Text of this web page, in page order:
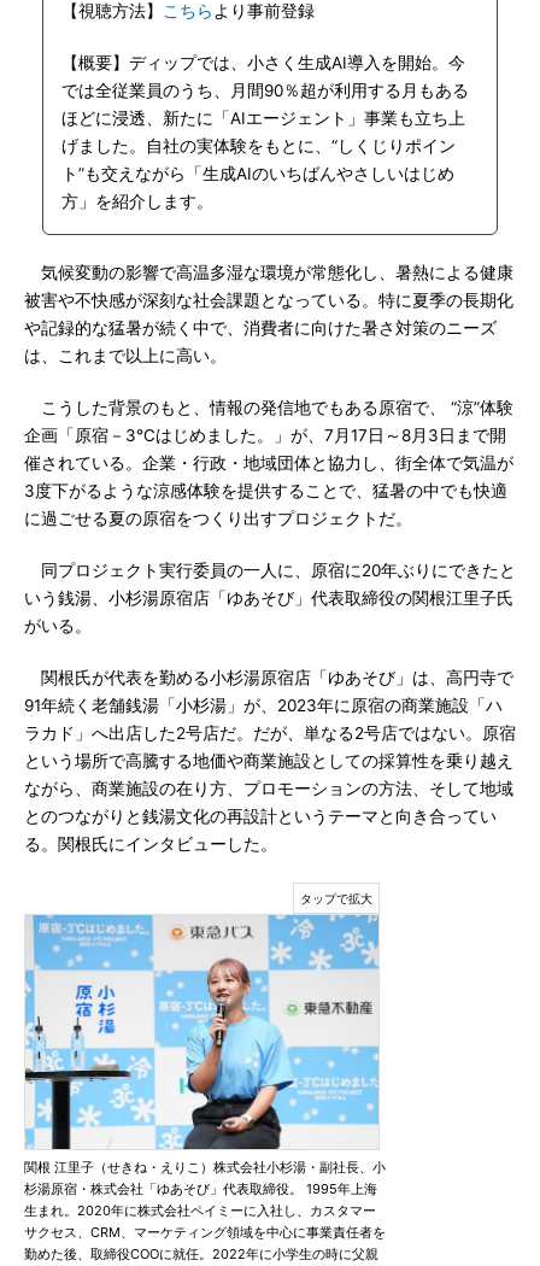
【視聴方法】 こちら より事前登録
【概要】ディップでは、小さく生成AI導入を開始。今
では全従業員のうち、月間90％超が利用する月もある
ほどに浸透、新たに「AIエージェント」事業も立ち上
げました。自社の実体験をもとに、“しくじりポイン
ト”も交えながら「生成AIのいちばんやさしいはじめ
方」を紹介します。
気候変動の影響で高温多湿な環境が常態化し、暑熱による健康
被害や不快感が深刻な社会課題となっている。特に夏季の長期化
や記録的な猛暑が続く中で、消費者に向けた暑さ対策のニーズ
は、これまで以上に高い。
こうした背景のもと、情報の発信地でもある原宿で、 “涼”体験
企画「原宿－3℃はじめました。」が、7月17日～8月3日まで開
催されている。企業・行政・地域団体と協力し、街全体で気温が
3度下がるような涼感体験を提供することで、猛暑の中でも快適
に過ごせる夏の原宿をつくり出すプロジェクトだ。
同プロジェクト実行委員の一人に、原宿に20年ぶりにできたと
いう銭湯、小杉湯原宿店「ゆあそび」代表取締役の関根江里子氏
がいる。
関根氏が代表を勤める小杉湯原宿店「ゆあそび」は、高円寺で
91年続く老舗銭湯「小杉湯」が、2023年に原宿の商業施設「ハ
ラカド」へ出店した2号店だ。だが、単なる2号店ではない。原宿
という場所で高騰する地価や商業施設としての採算性を乗り越え
ながら、商業施設の在り方、プロモーションの方法、そして地域
とのつながりと銭湯文化の再設計というテーマと向き合ってい
る。関根氏にインタビューした。
関根 江里子（せきね・えりこ）株式会社小杉湯・副社長、小
杉湯原宿・株式会社「ゆあそび」代表取締役。 1995年上海
生まれ。2020年に株式会社ペイミーに入社し、カスタマー
サクセス、CRM、マーケティング領域を中心に事業責任者を
勤めた後、取締役COOに就任。2022年に小学生の時に父親